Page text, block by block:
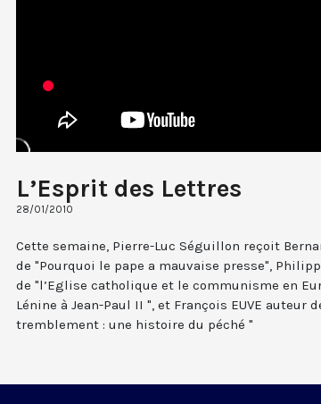
L’Esprit des Lettres
28/01/2010
Cette semaine, Pierre-Luc Séguillon reçoit
de "Pourquoi le pape a mauvaise presse",
de "l’Eglise catholique et le communisme en
Lénine à Jean-Paul II ", et François EUVE auteur
tremblement : une histoire du péché "